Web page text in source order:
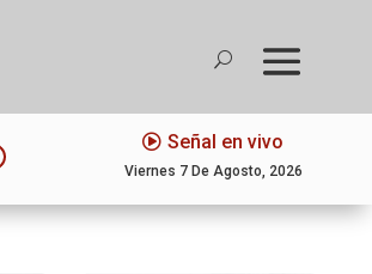
Señal en vivo
Viernes 7 De Agosto, 2026